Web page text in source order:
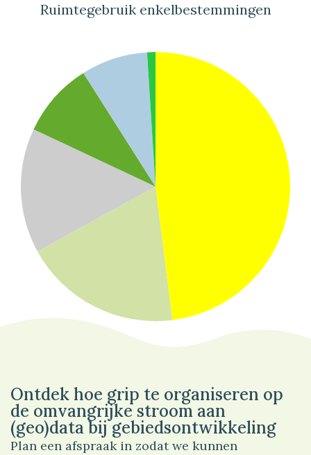
Ruimtegebruik enkelbestemmingen
Ontdek hoe grip te organiseren op
de omvangrijke stroom aan
(geo)data bij gebiedsontwikkeling
Plan een afspraak in zodat we kunnen